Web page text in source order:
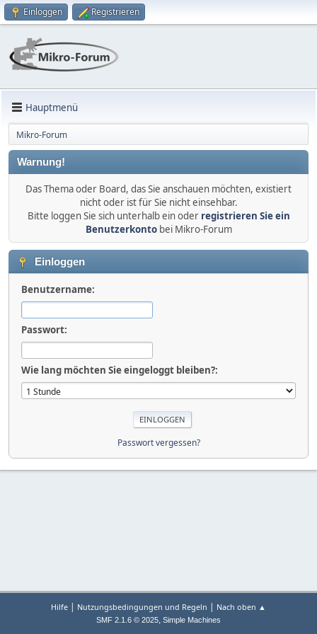
Einloggen Registrieren
Hauptmenü
Mikro-Forum
Warnung!
Das Thema oder Board, das Sie anschauen möchten, existiert
nicht oder ist für Sie nicht einsehbar.
Bitte loggen Sie sich unterhalb ein oder registrieren Sie ein
Benutzerkontobei Mikro-Forum
Einloggen
Benutzername:
Passwort:
Wie lang möchten Sie eingeloggt bleiben?:
Passwort vergessen?
Hilfe | Nutzungsbedingungen und Regeln | Nach oben ▲
SMF 2.1.6 © 2025, Simple Machines